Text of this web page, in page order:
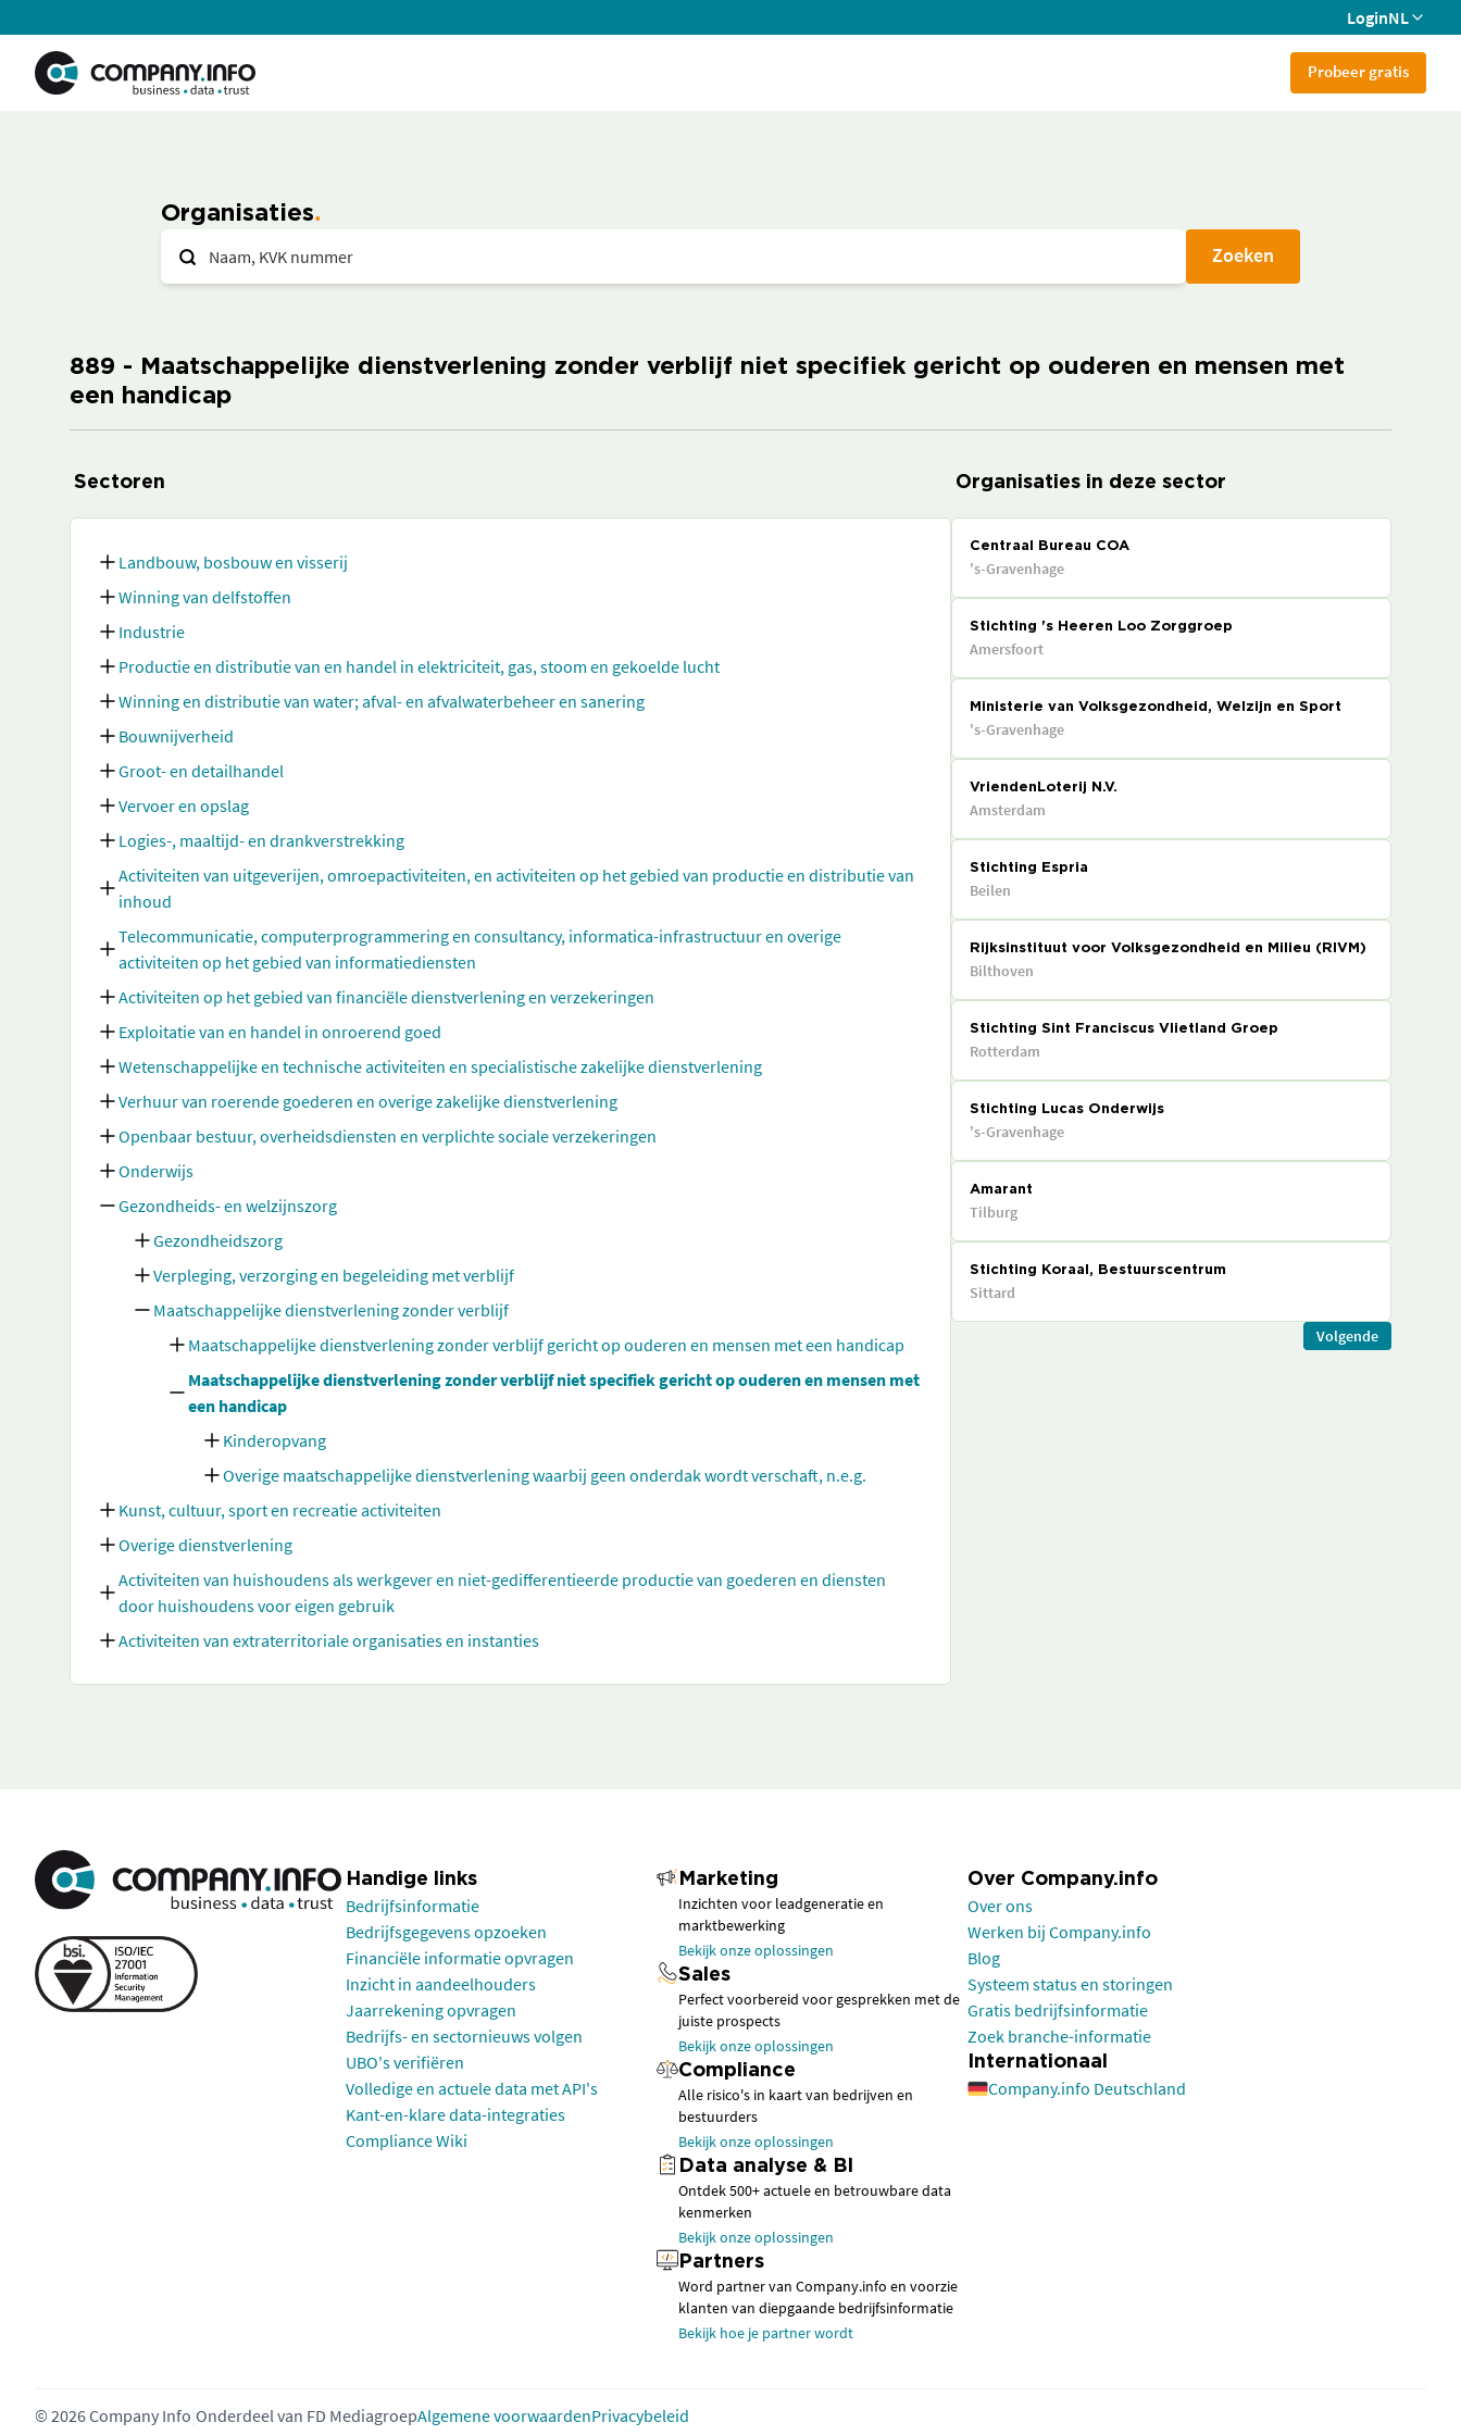
LoginNL
Probeer gratis
Organisaties
Zoeken
889 - Maatschappelijke dienstverlening zonder verblijf niet specifiek gericht op ouderen en mensen met
een handicap
Sectoren
Landbouw, bosbouw en visserij
Winning van delfstoffen
Industrie
Productie en distributie van en handel in elektriciteit, gas, stoom en gekoelde lucht
Winning en distributie van water; afval- en afvalwaterbeheer en sanering
Bouwnijverheid
Groot- en detailhandel
Vervoer en opslag
Logies-, maaltijd- en drankverstrekking
Activiteiten van uitgeverijen, omroepactiviteiten, en activiteiten op het gebied van productie en distributie van
inhoud
Telecommunicatie, computerprogrammering en consultancy, informatica-infrastructuur en overige
activiteiten op het gebied van informatiediensten
Activiteiten op het gebied van financiële dienstverlening en verzekeringen
Exploitatie van en handel in onroerend goed
Wetenschappelijke en technische activiteiten en specialistische zakelijke dienstverlening
Verhuur van roerende goederen en overige zakelijke dienstverlening
Openbaar bestuur, overheidsdiensten en verplichte sociale verzekeringen
Onderwijs
Gezondheids- en welzijnszorg
Gezondheidszorg
Verpleging, verzorging en begeleiding met verblijf
Maatschappelijke dienstverlening zonder verblijf
Maatschappelijke dienstverlening zonder verblijf gericht op ouderen en mensen met een handicap
Maatschappelijke dienstverlening zonder verblijf niet specifiek gericht op ouderen en mensen met
een handicap
Kinderopvang
Overige maatschappelijke dienstverlening waarbij geen onderdak wordt verschaft, n.e.g.
Kunst, cultuur, sport en recreatie activiteiten
Overige dienstverlening
Activiteiten van huishoudens als werkgever en niet-gedifferentieerde productie van goederen en diensten
door huishoudens voor eigen gebruik
Activiteiten van extraterritoriale organisaties en instanties
Organisaties in deze sector
Centraal Bureau COA
's-Gravenhage
Stichting 's Heeren Loo Zorggroep
Amersfoort
Ministerie van Volksgezondheid, Welzijn en Sport
's-Gravenhage
VriendenLoterij N.V.
Amsterdam
Stichting Espria
Beilen
Rijksinstituut voor Volksgezondheid en Milieu (RIVM)
Bilthoven
Stichting Sint Franciscus Vlietland Groep
Rotterdam
Stichting Lucas Onderwijs
's-Gravenhage
Amarant
Tilburg
Stichting Koraal, Bestuurscentrum
Sittard
Volgende
Handige links
Bedrijfsinformatie
Bedrijfsgegevens opzoeken
Financiële informatie opvragen
Inzicht in aandeelhouders
Jaarrekening opvragen
Bedrijfs- en sectornieuws volgen
UBO's verifiëren
Volledige en actuele data met API's
Kant-en-klare data-integraties
Compliance Wiki
Marketing
Inzichten voor leadgeneratie en
marktbewerking
Bekijk onze oplossingen
Sales
Perfect voorbereid voor gesprekken met de
juiste prospects
Bekijk onze oplossingen
Compliance
Alle risico's in kaart van bedrijven en
bestuurders
Bekijk onze oplossingen
Data analyse & BI
Ontdek 500+ actuele en betrouwbare data
kenmerken
Bekijk onze oplossingen
Partners
Word partner van Company.info en voorzie
klanten van diepgaande bedrijfsinformatie
Bekijk hoe je partner wordt
Over Company.info
Over ons
Werken bij Company.info
Blog
Systeem status en storingen
Gratis bedrijfsinformatie
Zoek branche-informatie
Internationaal
Company.info Deutschland
© 2026 Company Info Onderdeel van FD MediagroepAlgemene voorwaardenPrivacybeleid